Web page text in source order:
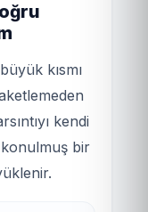
kısmı
kendi
bir